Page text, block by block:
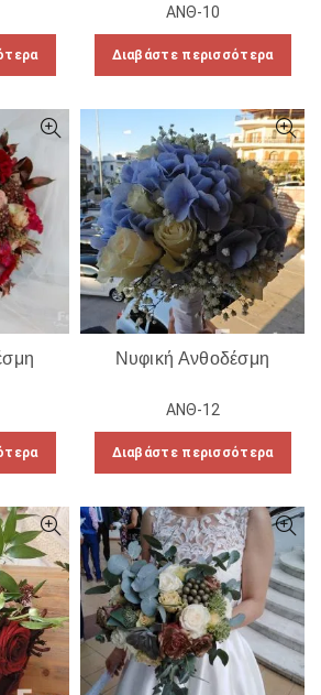
ΑΝΘ-10
Διαβάστε περισσότερα
Νυφική Ανθοδέσμη
ΑΝΘ-12
Διαβάστε περισσότερα